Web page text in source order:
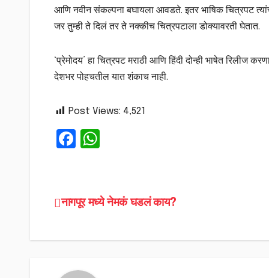
आणि नवीन संकल्पना बघायला आवडते. इतर भाषिक चित्रपट
जर तुम्ही ते दिलं तर ते नक्कीच चित्रपटाला डोक्यावरती घेतात.
‘प्रेमोदय’ हा चित्रपट मराठी आणि हिंदी दोन्ही भाषेत रिलीज
देशभर पोहचतील यात शंकाच नाही.
Post Views: 4,521
F
e
b
k
ts
Post
नागपूर मध्ये नेमकं घडलं काय?